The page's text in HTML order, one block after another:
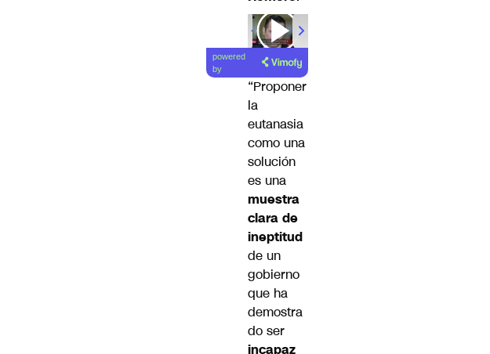
powered
by
“Proponer
la
eutanasia
como una
solución
es una
muestra
clara de
ineptitud
de un
gobierno
que ha
demostra
do ser
incapaz